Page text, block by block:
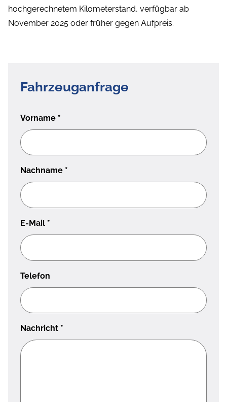
hochgerechnetem Kilometerstand, verfügbar ab
November 2025 oder früher gegen Aufpreis.
Fahrzeuganfrage
Vorname *
Nachname *
E-Mail *
Telefon
Nachricht *